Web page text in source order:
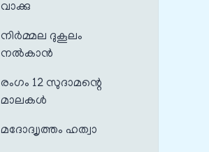
വാക്കു
നിർമ്മല ദുകൂലം
നൽകാൻ
രംഗം 12 സുദാമന്റെ
മാലകൾ
മദോദ്വൃത്തം ഹത്വാ